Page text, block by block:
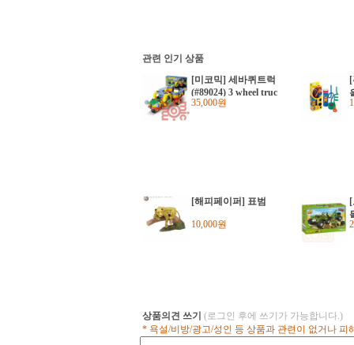
관련 인기 상품
[미코믹] 세바퀴트럭
(#89024) 3 wheel truc
k
35,000원
[해피페이퍼] 표범
10,000원
상품의견 쓰기 (로그인 후에 쓰기가 가능합니다.)
* 욕설/비방/광고/성인 등 상품과 관련이 없거나